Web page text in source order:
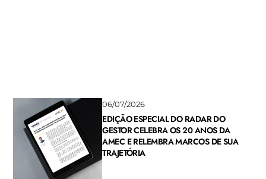
06/07/2026
EDIÇÃO ESPECIAL DO RADAR DO
GESTOR CELEBRA OS 20 ANOS DA
AMEC E RELEMBRA MARCOS DE SUA
TRAJETÓRIA